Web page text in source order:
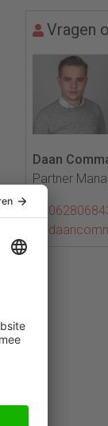
Vragen
Daan
Partner